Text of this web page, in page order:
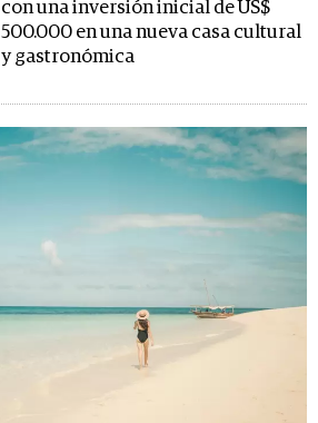
con una inversión inicial de US$
500.000 en una nueva casa cultural
y gastronómica